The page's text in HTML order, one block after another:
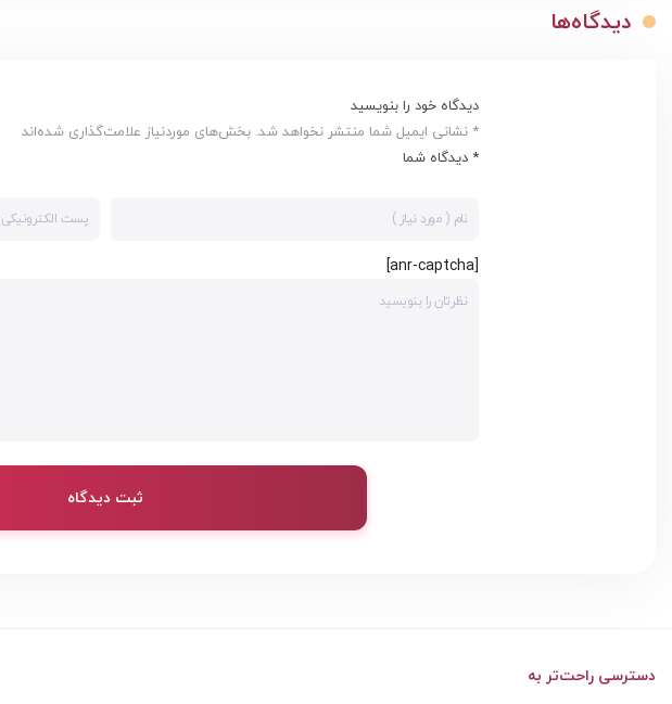
دیدگاه‌ها
دیدگاه خود را بنویسید
* نشانی ایمیل شما منتشر نخواهد شد. بخش‌های موردنیاز علامت‌گذاری شده‌اند
* دیدگاه شما
[anr-captcha]
ثبت دیدگاه
دسترسی راحت‌تر به